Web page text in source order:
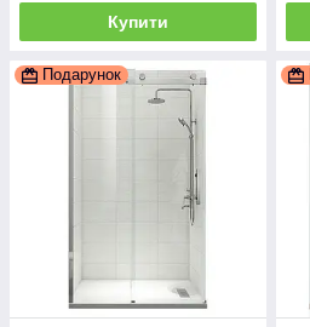
Купити
Подарунок